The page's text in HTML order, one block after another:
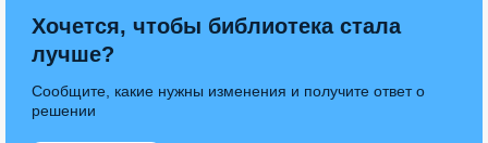
Хочется, чтобы библиотека стала
лучше?
Сообщите, какие нужны изменения и получите ответ о
решении